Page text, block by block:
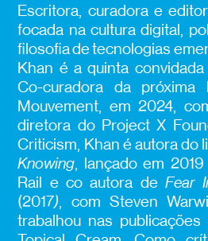
Escritora, curadora e
focada na cultura digital,
filosofia de tecnologias
Khan é a quinta
Co-curadora da próxima
Mouvement, em 2024,
diretora do Project X
Criticism, Khan é autora do
Knowing, lançado em
Rail e co autora de Fear
(2017), com Steven
trabalhou nas